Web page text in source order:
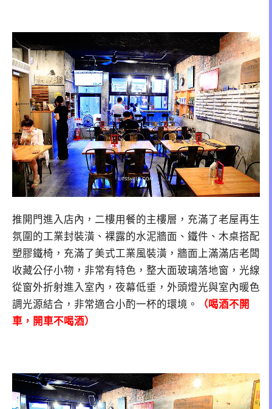
推開門進入店內，二樓用餐的主樓層，充滿了老屋再生
氛圍的工業封裝潢、裸露的水泥牆面、鐵件、木桌搭配
塑膠鐵椅，充滿了美式工業風裝潢，牆面上滿滿店老闆
收藏公仔小物，非常有特色，整大面玻璃落地窗，光線
從窗外折射進入室內，夜幕低垂，外頭燈光與室內暖色
調光源結合，非常適合小酌一杯的環境。
（喝酒不開
車，開車不喝酒）